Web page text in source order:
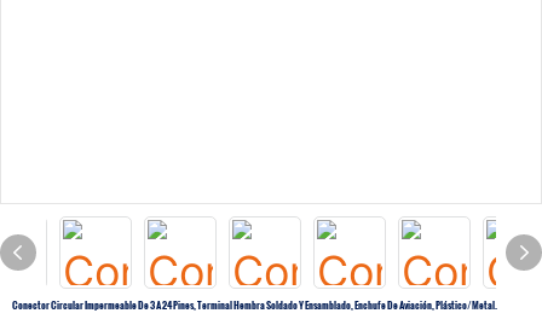
Conector Circular Impermeable De 3 A 24 Pines, Terminal Hembra Soldado Y Ensamblado, Enchufe De Aviación, Plástico/metal.